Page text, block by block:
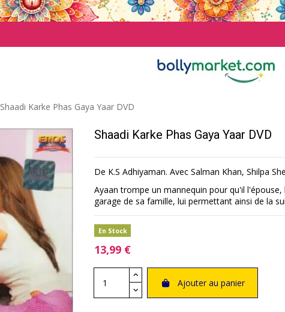
Shaadi Karke Phas Gaya Yaar DVD
Shaadi Karke Phas Gaya Yaar DVD
De K.S Adhiyaman. Avec Salman Khan, Shilpa
Ayaan trompe un mannequin pour qu'il
garage de sa famille, lui permettant ainsi de la
En Stock
13,99 €
Ajouter au panier